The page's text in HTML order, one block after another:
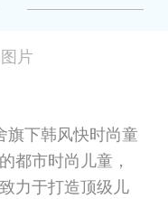
图片
旗下韩风快时尚童
都市时尚儿童，
力于打造顶级儿